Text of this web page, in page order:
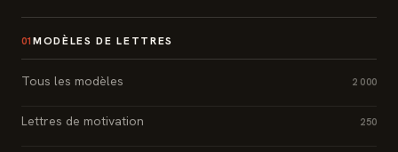
01 MODÈLES DE LETTRES
Tous les modèles 2 000
Lettres de motivation 250